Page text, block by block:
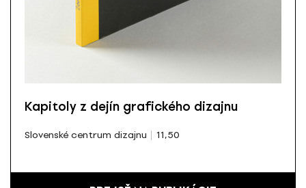
Kapitoly z dejín grafického dizajnu
Slovenské centrum dizajnu 11,50